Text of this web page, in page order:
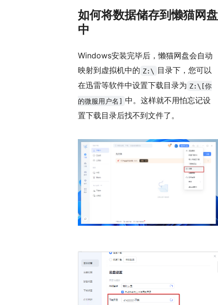
如何将数据储存到懒猫网盘
中
Windows安装完毕后，懒猫网盘会自动
映射到虚拟机中的 Z:\
目录下，您可以
在迅雷等软件中设置下载目录为 Z:\[你
的微服用户名] 中。这样就不用怕忘记设
置下载目录后找不到文件了。